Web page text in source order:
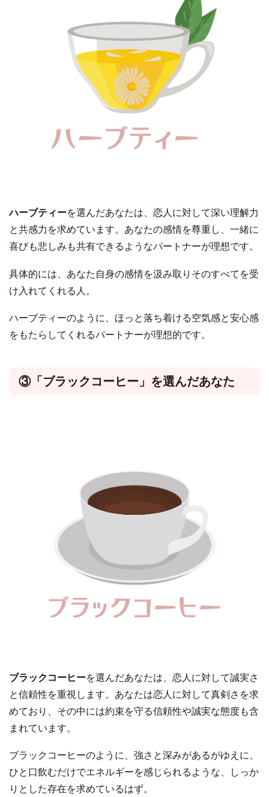
ハーブティーを選んだあなたは、恋人に対して深い理解力
と共感力を求めています。あなたの感情を尊重し、一緒に
喜びも悲しみも共有できるようなパートナーが理想です。
具体的には、あなた自身の感情を汲み取りそのすべてを受
け入れてくれる人。
ハーブティーのように、ほっと落ち着ける空気感と安心感
をもたらしてくれるパートナーが理想的です。
③「ブラックコーヒー」を選んだあなた
ブラックコーヒーを選んだあなたは、恋人に対して誠実さ
と信頼性を重視します。あなたは恋人に対して真剣さを求
めており、その中には約束を守る信頼性や誠実な態度も含
まれています。
ブラックコーヒーのように、強さと深みがあるがゆえに、
ひと口飲むだけでエネルギーを感じられるような、しっか
りとした存在を求めているはず。